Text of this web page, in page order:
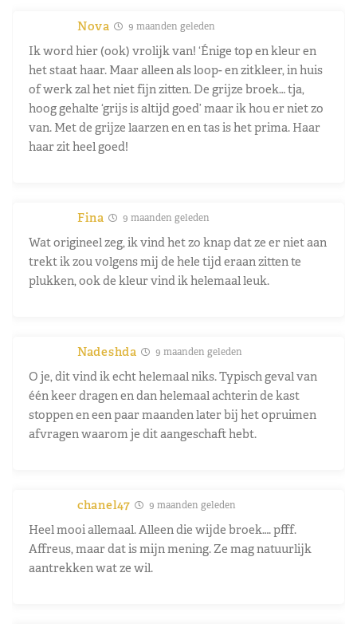
Nova 9 maanden geleden
Ik word hier (ook) vrolijk van! ‘Énige top en kleur en
het staat haar. Maar alleen als loop- en zitkleer, in huis
of werk zal het niet fijn zitten. De grijze broek… tja,
hoog gehalte ‘grijs is altijd goed’ maar ik hou er niet zo
van. Met de grijze laarzen en en tas is het prima. Haar
haar zit heel goed!
Fina 9 maanden geleden
Wat origineel zeg, ik vind het zo knap dat ze er niet aan
trekt ik zou volgens mij de hele tijd eraan zitten te
plukken, ook de kleur vind ik helemaal leuk.
Nadeshda 9 maanden geleden
O je, dit vind ik echt helemaal niks. Typisch geval van
één keer dragen en dan helemaal achterin de kast
stoppen en een paar maanden later bij het opruimen
afvragen waarom je dit aangeschaft hebt.
chanel47 9 maanden geleden
Heel mooi allemaal. Alleen die wijde broek…. pfff.
Affreus, maar dat is mijn mening. Ze mag natuurlijk
aantrekken wat ze wil.